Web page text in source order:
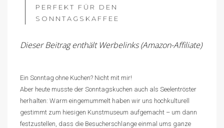
PERFEKT FÜR DEN
SONNTAGSKAFFEE
Dieser Beitrag enthält Werbelinks (Amazon-Affiliate)
Ein Sonntag ohne Kuchen? Nicht mit mir!
Aber heute musste der Sonntagskuchen auch als Seelentröster
herhalten: Warm eingemummelt haben wir uns hochkulturell
gestimmt zum hiesigen Kunstmuseum aufgemacht – um dann
festzustellen, dass die Besucherschlange einmal ums ganze